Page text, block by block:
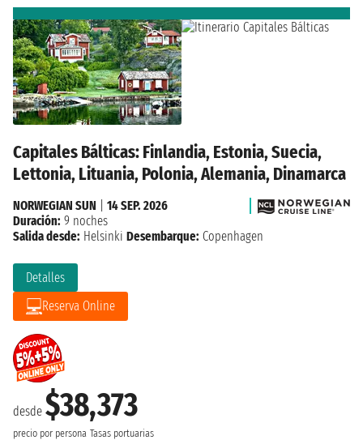
Capitales Bálticas: Finlandia, Estonia, Suecia,
Lettonia, Lituania, Polonia, Alemania, Dinamarca
desde $38,373
precio por persona Tasas portuarias
Detalles
Reserva Online
NORWEGIAN SUN
14 SEP. 2026
Duración: 9 noches
Salida desde: Helsinki Desembarque: Copenhagen